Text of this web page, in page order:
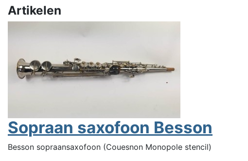
Artikelen
Sopraan saxofoon Besson
Besson sopraansaxofoon (Couesnon Monopole stencil)